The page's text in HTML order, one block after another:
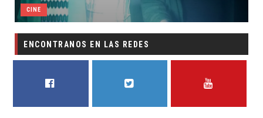
CINE
ENCONTRANOS EN LAS REDES